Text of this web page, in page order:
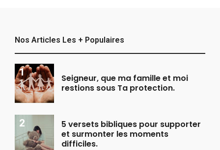
Nos Articles Les + Populaires
Seigneur, que ma famille et moi
restions sous Ta protection.
5 versets bibliques pour supporter
et surmonter les moments
difficiles.